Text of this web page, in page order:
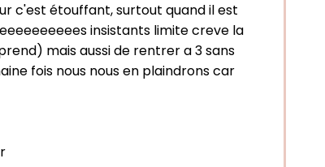
c'est étouffant, surtout quand il est
insistants limite creve la
mais aussi de rentrer a 3 sans
fois nous nous en plaindrons car